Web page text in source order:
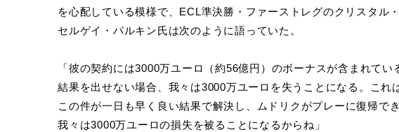
を心配している模様で、ECL準決勝・ファーストレグのクリスタル
セルゲイ・パルキン氏は次のように語っていた。
「彼の契約には3000万ユーロ（約56億円）のボーナスが含まれて
結果を出せない場合、我々は3000万ユーロを失うことになる。これ
この件が一日も早く良い結果で解決し、ムドリクがプレーに復帰で
我々は3000万ユーロの損失を被ることになるからね」